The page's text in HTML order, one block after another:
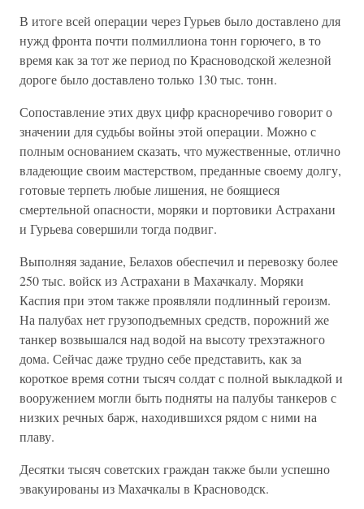
В итоге всей операции через Гурьев было доставлено для
нужд фронта почти полмиллиона тонн горючего, в то
время как за тот же период по Красноводской железной
дороге было доставлено только 130 тыс. тонн.
Сопоставление этих двух цифр красноречиво говорит о
значении для судьбы войны этой операции. Можно с
полным основанием сказать, что мужественные, отлично
владеющие своим мастерством, преданные своему долгу,
готовые терпеть любые лишения, не боящиеся
смертельной опасности, моряки и портовики Астрахани
и Гурьева совершили тогда подвиг.
Выполняя задание, Белахов обеспечил и перевозку более
250 тыс. войск из Астрахани в Махачкалу. Моряки
Каспия при этом также проявляли подлинный героизм.
На палубах нет грузоподъемных средств, порожний же
танкер возвышался над водой на высоту трехэтажного
дома. Сейчас даже трудно себе представить, как за
короткое время сотни тысяч солдат с полной выкладкой и
вооружением могли быть подняты на палубы танкеров с
низких речных барж, находившихся рядом с ними на
плаву.
Десятки тысяч советских граждан также были успешно
эвакуированы из Махачкалы в Красноводск.